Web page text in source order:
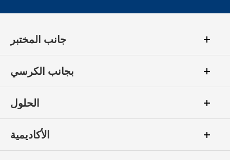
جانب المختبر
بجانب الكرسي
الحلول
الأكاديمية